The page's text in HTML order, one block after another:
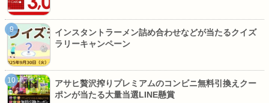
インスタントラーメン詰め合わせなどが当たるクイズ
ラリーキャンペーン
アサヒ贅沢搾りプレミアムのコンビニ無料引換えクー
ポンが当たる大量当選LINE懸賞